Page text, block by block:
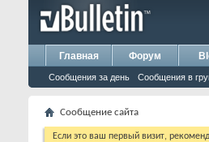
Главная Форум
Сообщения за день Сообщения в
Сообщение сайта
Если это ваш первый визит,